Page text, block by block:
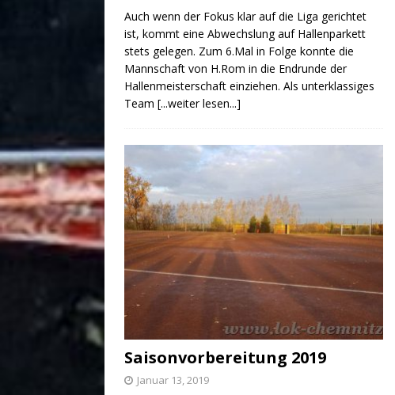
Auch wenn der Fokus klar auf die Liga gerichtet
ist, kommt eine Abwechslung auf Hallenparkett
stets gelegen. Zum 6.Mal in Folge konnte die
Mannschaft von H.Rom in die Endrunde der
Hallenmeisterschaft einziehen. Als unterklassiges
Team [...weiter lesen...]
Saisonvorbereitung 2019
Januar 13, 2019